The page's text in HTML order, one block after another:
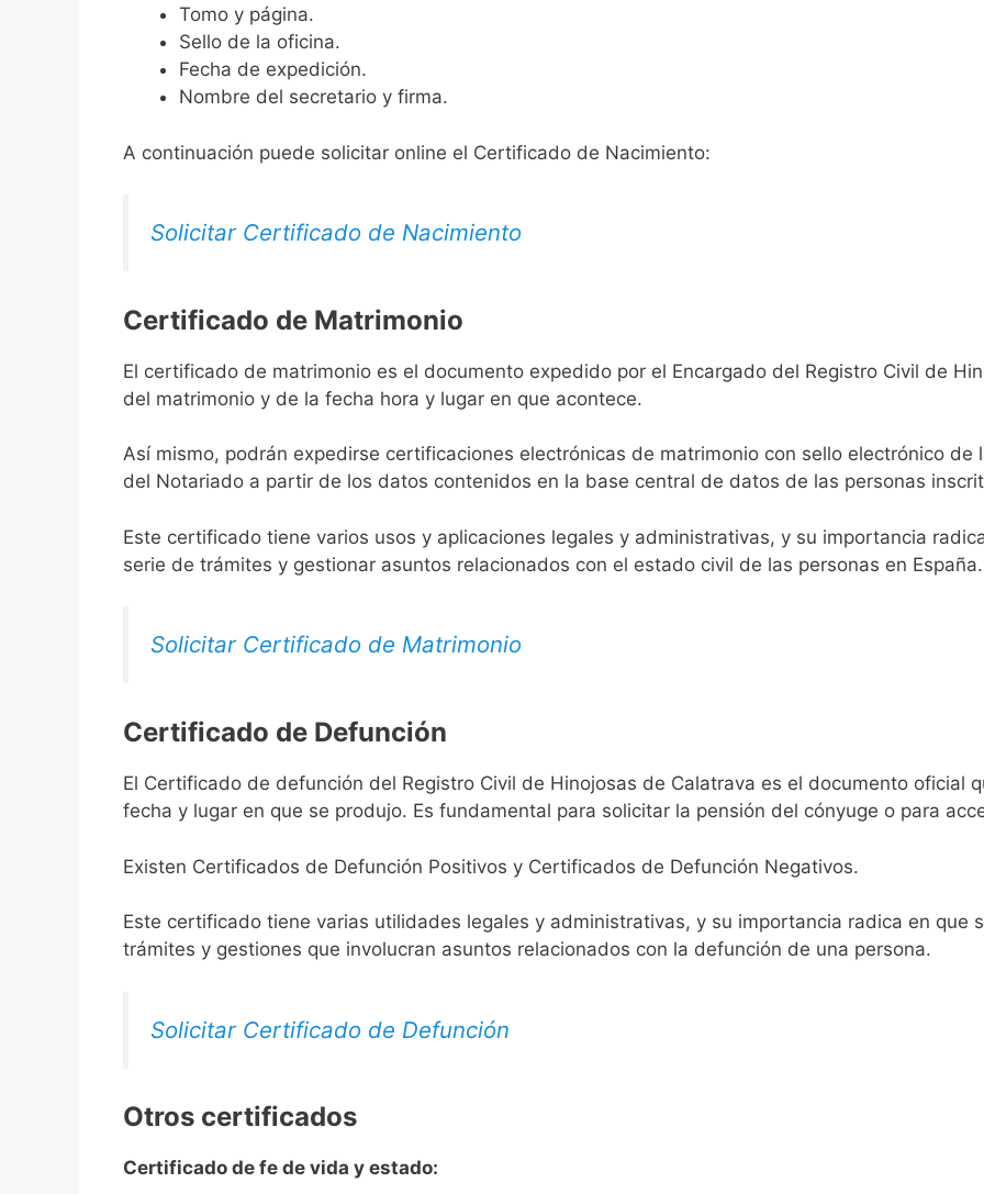
Tomo y página.
Sello de la oficina.
Fecha de expedición.
Nombre del secretario y firma.
A continuación puede solicitar online el Certificado de Nacimiento:
Solicitar Certificado de Nacimiento
Certificado de Matrimonio
El certificado de matrimonio es el documento expedido por el Encargado del Registro Civil de
del matrimonio y de la fecha hora y lugar en que acontece.
Así mismo, podrán expedirse certificaciones electrónicas de matrimonio con sello electrónico
del Notariado a partir de los datos contenidos en la base central de datos de las personas
Este certificado tiene varios usos y aplicaciones legales y administrativas, y su importancia
serie de trámites y gestionar asuntos relacionados con el estado civil de las personas en España.
Solicitar Certificado de Matrimonio
Certificado de Defunción
El Certificado de defunción del Registro Civil de Hinojosas de Calatrava es el documento oficial
fecha y lugar en que se produjo. Es fundamental para solicitar la pensión del cónyuge o para
Existen Certificados de Defunción Positivos y Certificados de Defunción Negativos.
Este certificado tiene varias utilidades legales y administrativas, y su importancia radica en que
trámites y gestiones que involucran asuntos relacionados con la defunción de una persona.
Solicitar Certificado de Defunción
Otros certificados
Certificado de fe de vida y estado: